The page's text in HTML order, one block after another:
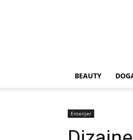
BEAUTY
Enterijer